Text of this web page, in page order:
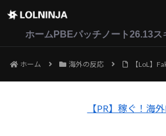
ホーム PBEパッチノート26.13ス
ホーム 海外の反応 【LoL】
【PR】稼ぐ！海